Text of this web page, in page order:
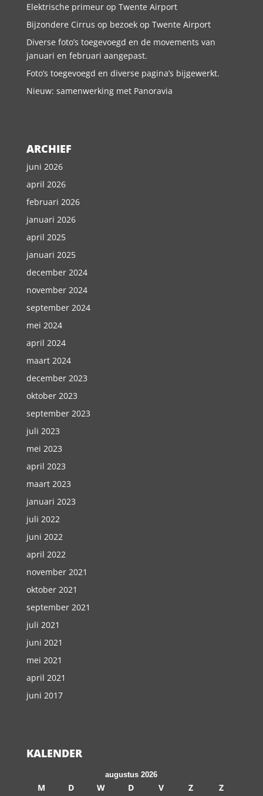
Elektrische primeur op Twente Airport
Bijzondere Cirrus op bezoek op Twente Airport
Diverse foto’s toegevoegd en de movements van
januari en februari aangepast.
Foto’s toegevoegd en diverse pagina’s bijgewerkt.
Nieuw: samenwerking met Panoravia
ARCHIEF
juni 2026
april 2026
februari 2026
januari 2026
april 2025
januari 2025
december 2024
november 2024
september 2024
mei 2024
april 2024
maart 2024
december 2023
oktober 2023
september 2023
juli 2023
mei 2023
april 2023
maart 2023
januari 2023
juli 2022
juni 2022
april 2022
november 2021
oktober 2021
september 2021
juli 2021
juni 2021
mei 2021
april 2021
juni 2017
KALENDER
augustus 2026
M D W D V Z Z